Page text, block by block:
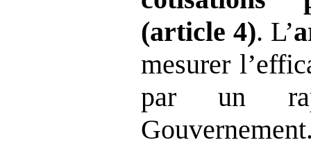
(article 4). L’
mesurer
par un